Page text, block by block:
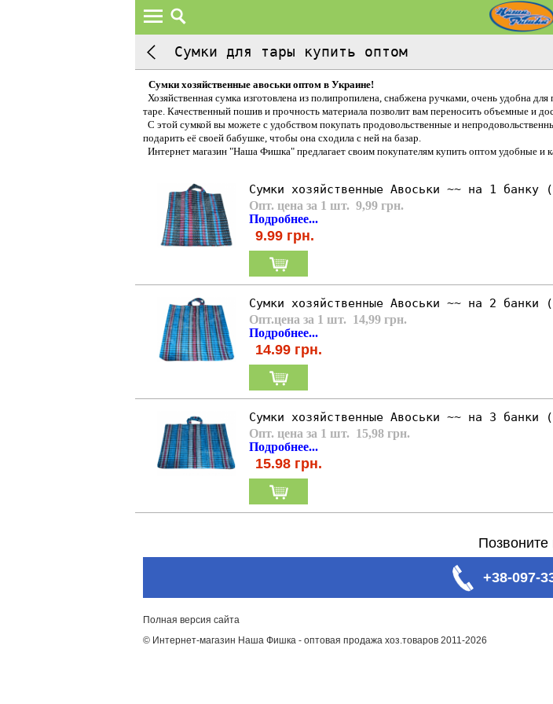
Сумки для тары купить оптом
Сумки хозяйственные авоськи оптом в Украине!
Хозяйственная сумка изготовлена из полипропилена, снабжена ручками, очень удобна
таре. Качественный пошив и прочность материала позволит вам переносить объемные и
С этой сумкой вы можете с удобством покупать продовольственные и
подарить её своей бабушке, чтобы она сходила с ней на базар.
Интернет магазин "Наша Фишка" предлагает своим покупателям купить оптом удобные и
Сумки хозяйственные Авоськи ~~ на 1 банку
Опт. цена за 1 шт. 9,99 грн.
Подробнее...
9.99 грн.
Сумки хозяйственные Авоськи ~~ на 2 банки
Опт.цена за 1 шт. 14,99 грн.
Подробнее...
14.99 грн.
Сумки хозяйственные Авоськи ~~ на 3 банки
Опт. цена за 1 шт. 15,98 грн.
Подробнее...
15.98 грн.
Позвоните
+38-097-
Полная версия сайта
© Интернет-магазин Наша Фишка - оптовая продажа хоз.товаров 2011-2026